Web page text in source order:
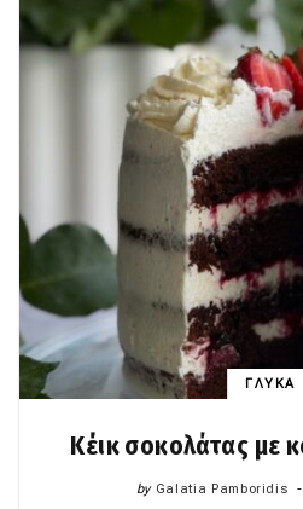
ΓΛΥΚΑ
Κέικ σοκολάτας με
by Galatia Pamboridis